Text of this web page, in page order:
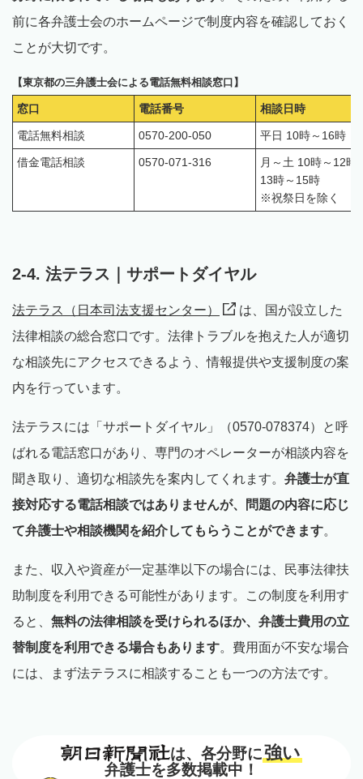
前に各弁護士会のホームページで制度内容を確認しておく
ことが大切です。
【東京都の三弁護士会による電話無料相談窓口】
窓口 電話番号 相談日時
電話無料相談 0570-200-050 平日 10時～16時
借金電話相談 0570-071-316
月～土 10時～12時
13時～15時
※祝祭日を除く
2-4. 法テラス｜サポートダイヤル
法テラス（日本司法支援センター）
は、国が設立した
法律相談の総合窓口です。法律トラブルを抱えた人が適切
な相談先にアクセスできるよう、情報提供や支援制度の案
内を行っています。
法テラスには「サポートダイヤル」（0570-078374）と呼
ばれる電話窓口があり、専門のオペレーターが相談内容を
聞き取り、適切な相談先を案内してくれます。 弁護士が直
接対応する電話相談ではありませんが、問題の内容に応じ
て弁護士や相談機関を紹介してもらうことができます。
また、収入や資産が一定基準以下の場合には、民事法律扶
助制度を利用できる可能性があります。この制度を利用す
ると、 無料の法律相談を受けられるほか、弁護士費用の立
替制度を利用できる場合もあります。費用面が不安な場合
には、まず法テラスに相談することも一つの方法です。
は、各分野に強い
弁護士を多数掲載中！